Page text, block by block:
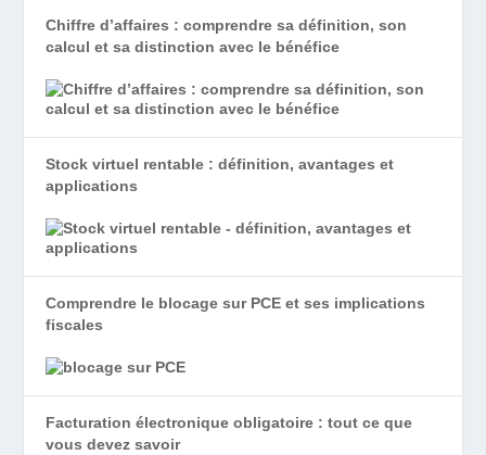
Chiffre d’affaires : comprendre sa définition, son
calcul et sa distinction avec le bénéfice
Stock virtuel rentable : définition, avantages et
applications
Comprendre le blocage sur PCE et ses implications
fiscales
Facturation électronique obligatoire : tout ce que
vous devez savoir